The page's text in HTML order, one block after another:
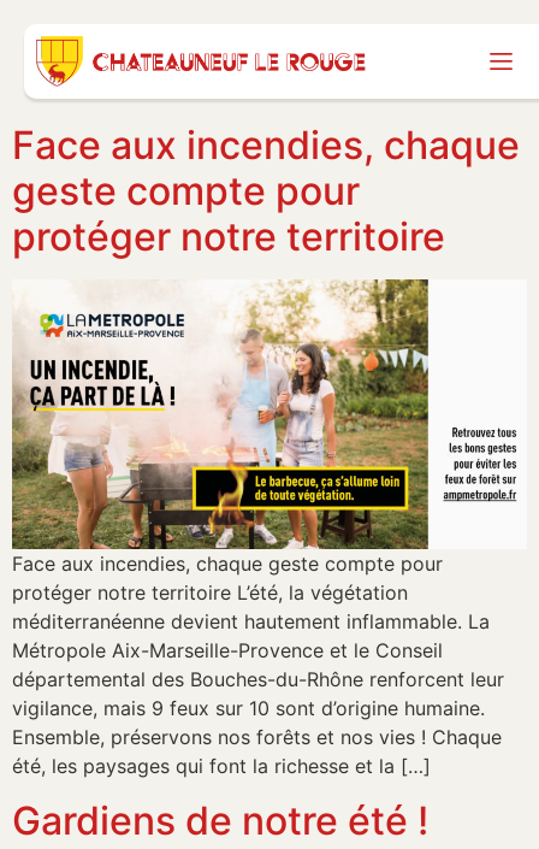
Face aux incendies, chaque
geste compte pour
protéger notre territoire
Face aux incendies, chaque geste compte pour
protéger notre territoire L’été, la végétation
méditerranéenne devient hautement inflammable. La
Métropole Aix-Marseille-Provence et le Conseil
départemental des Bouches-du-Rhône renforcent leur
vigilance, mais 9 feux sur 10 sont d’origine humaine.
Ensemble, préservons nos forêts et nos vies ! Chaque
été, les paysages qui font la richesse et la […]
Gardiens de notre été !